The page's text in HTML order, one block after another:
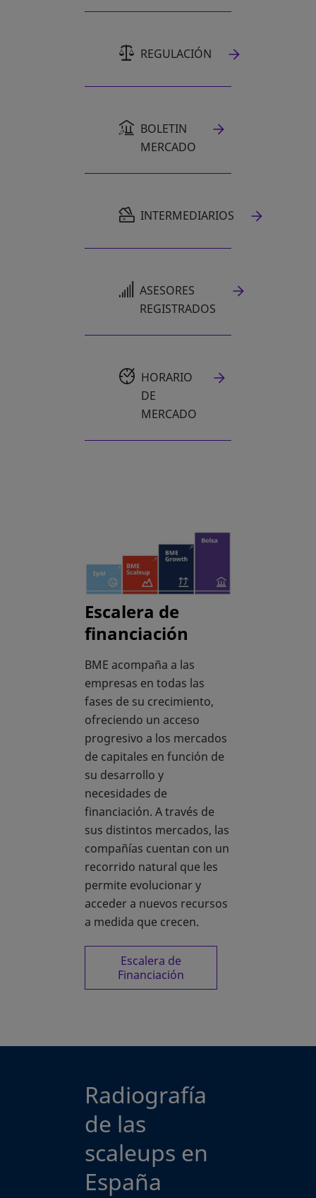
REGULACIÓN
BOLETIN
MERCADO
INTERMEDIARIOS
SE ABRE EN UNA PESTAÑA NUEVA
ASESORES
REGISTRADOS
SE ABRE EN UNA PESTAÑA NUEVA
HORARIO
DE
MERCADO
Escalera de
financiación
BME acompaña a las
empresas en todas las
fases de su crecimiento,
ofreciendo un acceso
progresivo a los mercados
de capitales en función de
su desarrollo y
necesidades de
financiación. A través de
sus distintos mercados, las
compañías cuentan con un
recorrido natural que les
permite evolucionar y
acceder a nuevos recursos
a medida que crecen.
Escalera de
Financiación
Radiografía
de las
scaleups en
España